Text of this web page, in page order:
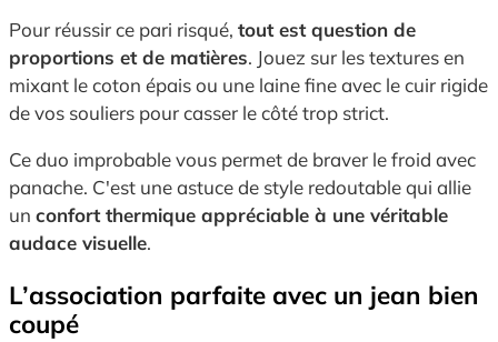
Pour réussir ce pari risqué, tout est question de
proportions et de matières. Jouez sur les textures en
mixant le coton épais ou une laine fine avec le cuir rigide
de vos souliers pour casser le côté trop strict.
Ce duo improbable vous permet de braver le froid avec
panache. C'est une astuce de style redoutable qui allie
un confort thermique appréciable à une véritable
audace visuelle.
L’association parfaite avec un jean bien
coupé